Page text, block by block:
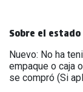
Sobre el
Nuevo: No ha
empaque o caja
se compró (Si